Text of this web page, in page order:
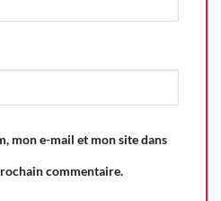
mon e-mail et mon site dans
commentaire.